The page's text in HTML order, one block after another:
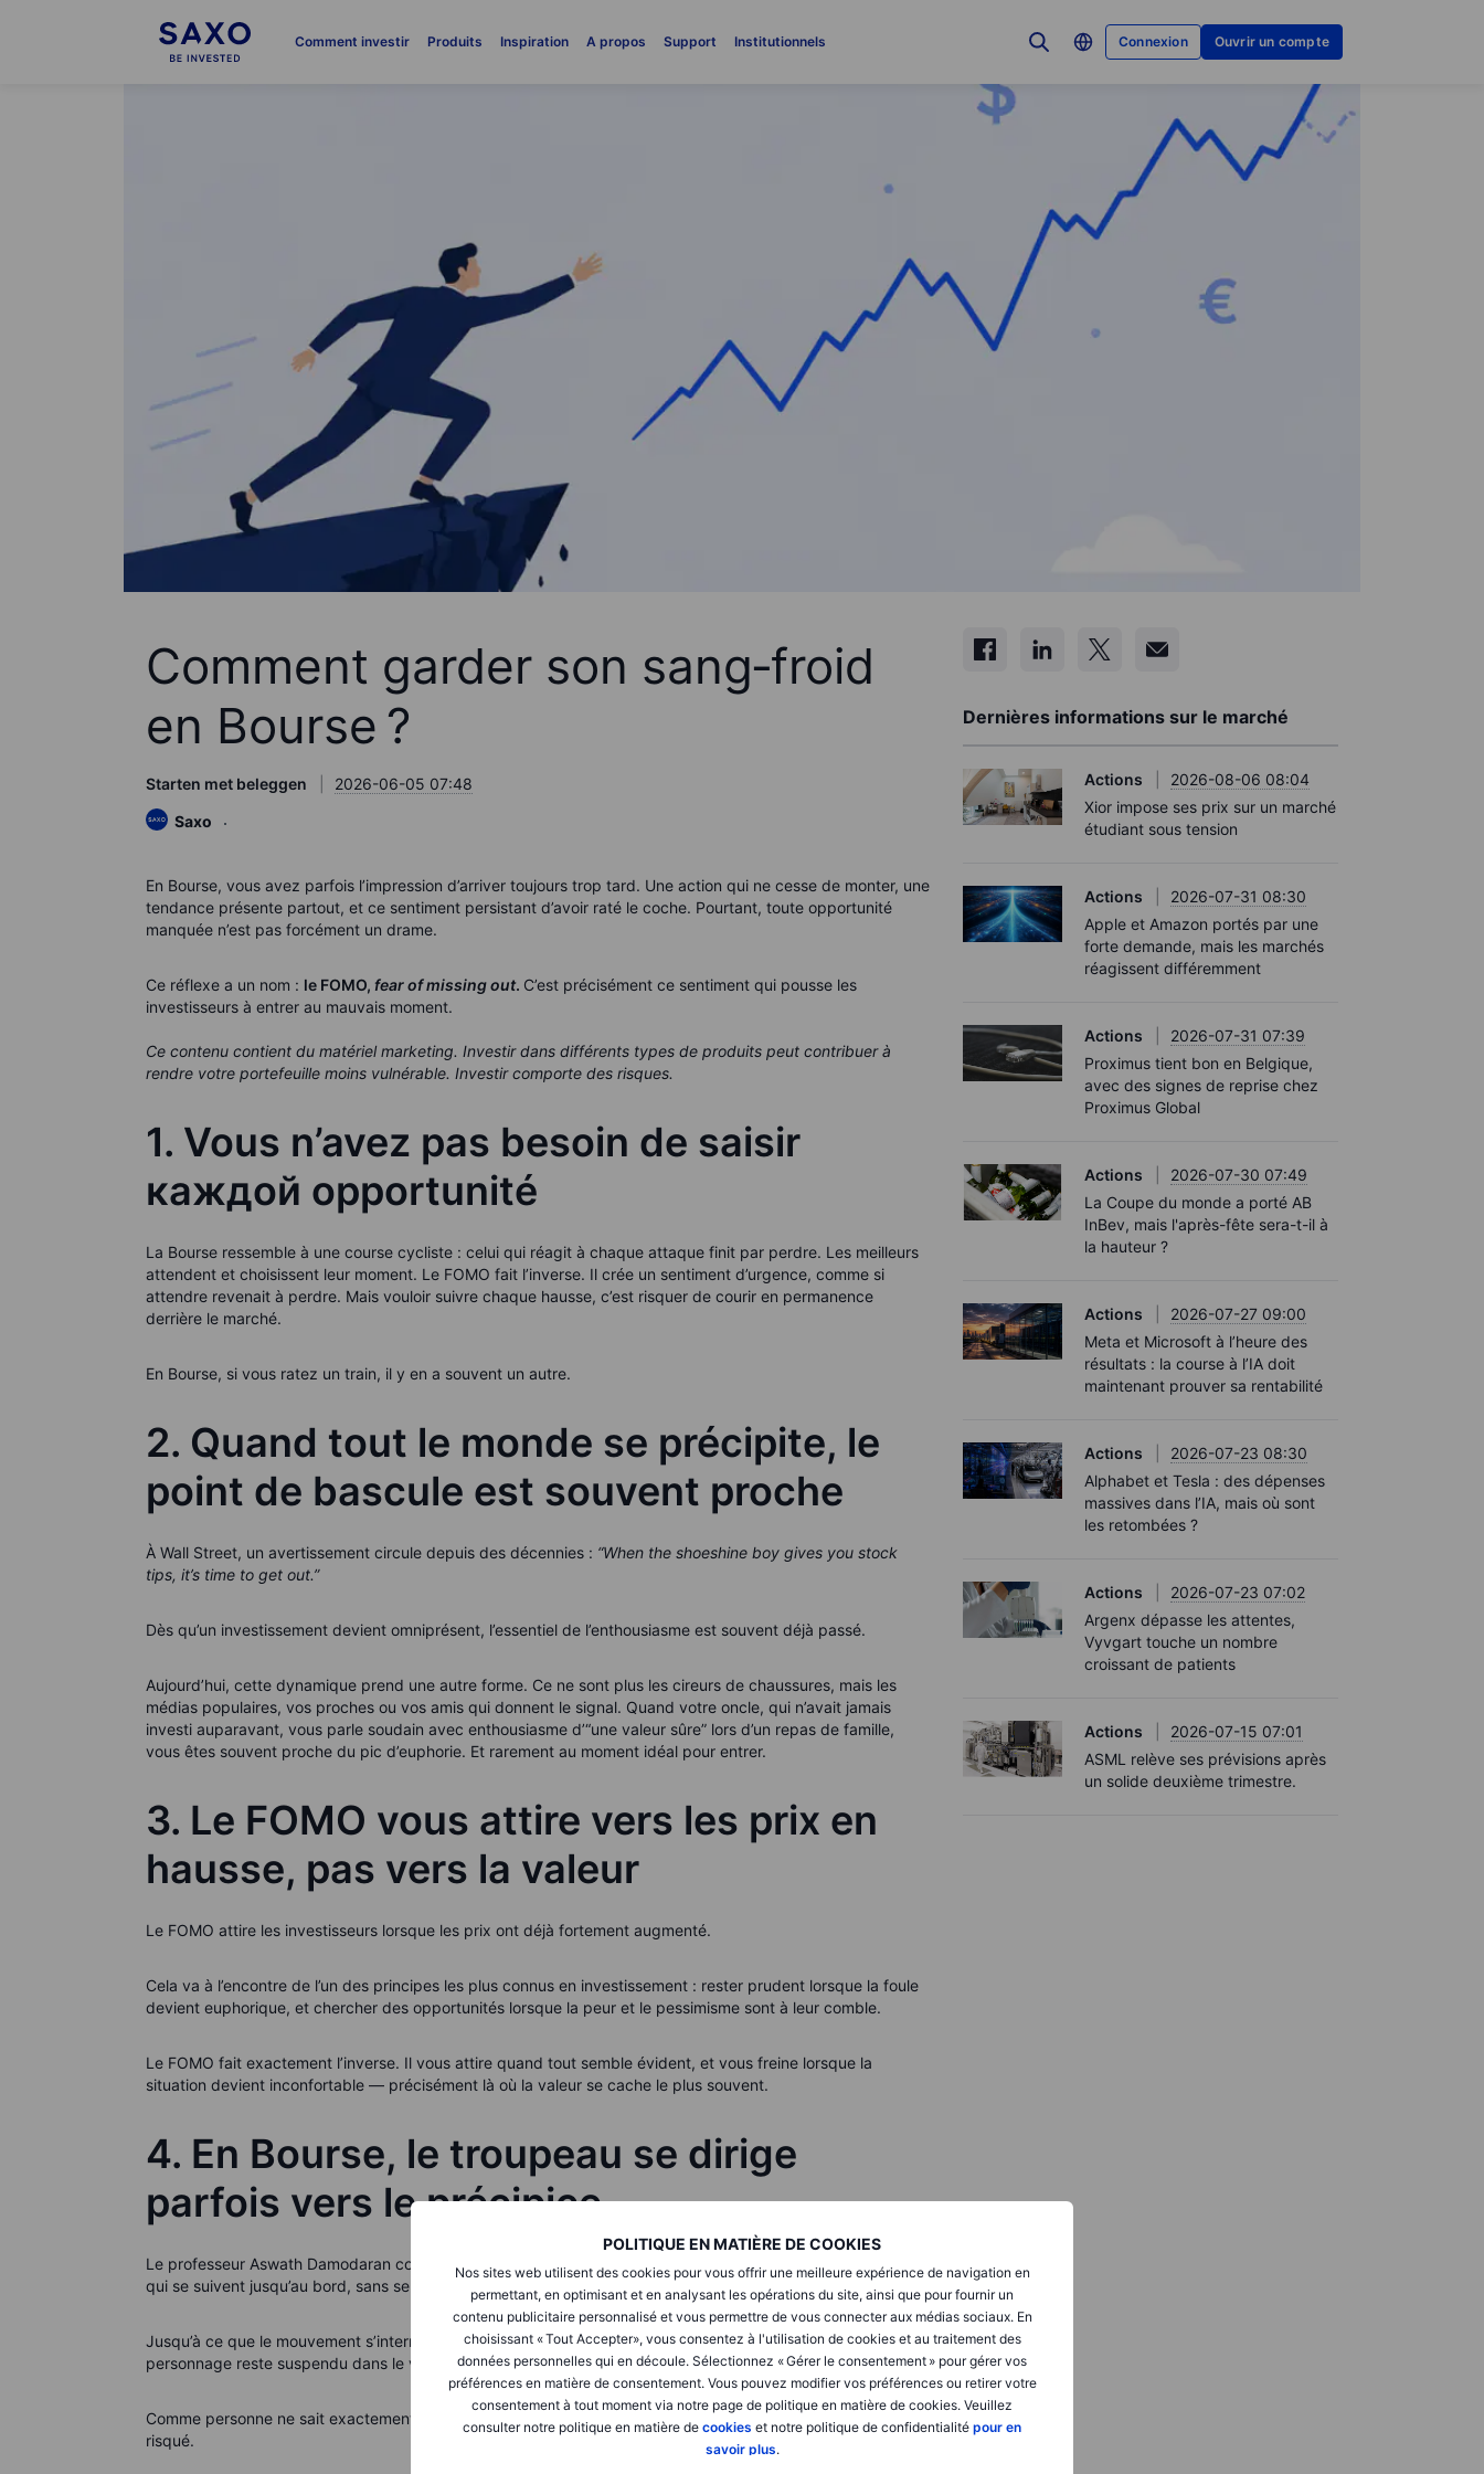
Comment investir Produits Inspiration A propos Support Institutionnels Connexion Ouvrir un compte
POLITIQUE EN MATIÈRE DE COOKIES
Nos sites web utilisent des cookies pour vous offrir une meilleure expérience de navigation en
permettant, en optimisant et en analysant les opérations du site, ainsi que pour fournir un
contenu publicitaire personnalisé et vous permettre de vous connecter aux médias sociaux. En
choisissant « Tout Accepter», vous consentez à l'utilisation de cookies et au traitement des
données personnelles qui en découle. Sélectionnez « Gérer le consentement » pour gérer vos
préférences en matière de consentement. Vous pouvez modifier vos préférences ou retirer votre
consentement à tout moment via notre page de politique en matière de cookies. Veuillez
consulter notre politique en matière de cookies et notre politique de confidentialité pour en
savoir plus.
Comment garder son sang‑froid
en Bourse ?
Starten met beleggen
2026-06-05 07:48
Saxo
En Bourse, vous avez parfois l’impression d’arriver toujours trop tard. Une action qui ne cesse de monter, une
tendance présente partout, et ce sentiment persistant d’avoir raté le coche. Pourtant, toute opportunité
manquée n’est pas forcément un drame.
Ce réflexe a un nom : le FOMO, fear of missing out. C’est précisément ce sentiment qui pousse les
investisseurs à entrer au mauvais moment.
Ce contenu contient du matériel marketing. Investir dans différents types de produits peut contribuer à
rendre votre portefeuille moins vulnérable. Investir comporte des risques.
1. Vous n’avez pas besoin de saisir
каждой opportunité
La Bourse ressemble à une course cycliste : celui qui réagit à chaque attaque finit par perdre. Les meilleurs
attendent et choisissent leur moment. Le FOMO fait l’inverse. Il crée un sentiment d’urgence, comme si
attendre revenait à perdre. Mais vouloir suivre chaque hausse, c’est risquer de courir en permanence
derrière le marché.
En Bourse, si vous ratez un train, il y en a souvent un autre.
2. Quand tout le monde se précipite, le
point de bascule est souvent proche
À Wall Street, un avertissement circule depuis des décennies : “When the shoeshine boy gives you stock
tips, it’s time to get out.”
Dès qu’un investissement devient omniprésent, l’essentiel de l’enthousiasme est souvent déjà passé.
Aujourd’hui, cette dynamique prend une autre forme. Ce ne sont plus les cireurs de chaussures, mais les
médias populaires, vos proches ou vos amis qui donnent le signal. Quand votre oncle, qui n’avait jamais
investi auparavant, vous parle soudain avec enthousiasme d’“une valeur sûre” lors d’un repas de famille,
vous êtes souvent proche du pic d’euphorie. Et rarement au moment idéal pour entrer.
3. Le FOMO vous attire vers les prix en
hausse, pas vers la valeur
Le FOMO attire les investisseurs lorsque les prix ont déjà fortement augmenté.
Cela va à l’encontre de l’un des principes les plus connus en investissement : rester prudent lorsque la foule
devient euphorique, et chercher des opportunités lorsque la peur et le pessimisme sont à leur comble.
Le FOMO fait exactement l’inverse. Il vous attire quand tout semble évident, et vous freine lorsque la
situation devient inconfortable — précisément là où la valeur se cache le plus souvent.
4. En Bourse, le troupeau se dirige
parfois vers le précipice
Le professeur Aswath Damodaran compare parfois les marchés à un troupeau de lemmings : des individus
qui se suivent jusqu’au bord, sans se demander s’il existe un retour possible.
Jusqu’à ce que le mouvement s’interrompe, souvent brutalement. Comme dans les dessins animés où un
personnage reste suspendu dans le vide, réalise ce qui se passe… puis chute trop tard.
Comme personne ne sait exactement où se situe ce point de bascule, le comportement grégaire reste
risqué.
Dernières informations sur le marché
Actions
2026-08-06 08:04
Xior impose ses prix sur un marché
étudiant sous tension
Actions
2026-07-31 08:30
Apple et Amazon portés par une
forte demande, mais les marchés
réagissent différemment
Actions
2026-07-31 07:39
Proximus tient bon en Belgique,
avec des signes de reprise chez
Proximus Global
Actions
2026-07-30 07:49
La Coupe du monde a porté AB
InBev, mais l'après-fête sera-t-il à
la hauteur ?
Actions
2026-07-27 09:00
Meta et Microsoft à l’heure des
résultats : la course à l’IA doit
maintenant prouver sa rentabilité
Actions
2026-07-23 08:30
Alphabet et Tesla : des dépenses
massives dans l’IA, mais où sont
les retombées ?
Actions
2026-07-23 07:02
Argenx dépasse les attentes,
Vyvgart touche un nombre
croissant de patients
Actions
2026-07-15 07:01
ASML relève ses prévisions après
un solide deuxième trimestre.